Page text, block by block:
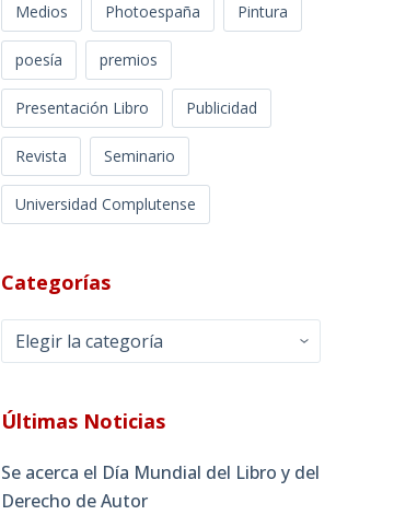
Medios Photoespaña Pintura
poesía premios
Presentación Libro Publicidad
Revista Seminario
Universidad Complutense
Categorías
Categorías
Últimas Noticias
Se acerca el Día Mundial del Libro y del
Derecho de Autor